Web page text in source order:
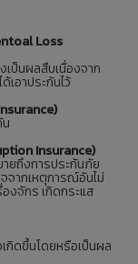
Loss
เป็นผลสืบเนื่องจาก
เอาประกันไว้
Insurance)
ายถึงการประกันภัย
จากเหตุการณ์อันไม่
งจักร เกิดกระแส
กิดขึ้นโดยหรือเป็นผล